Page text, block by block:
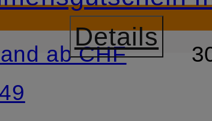
ZUM
Details
ab CHF